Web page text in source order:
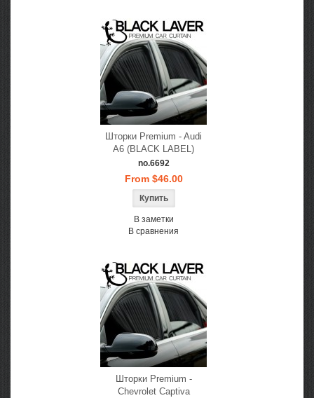
Шторки Premium - Audi
A6 (BLACK LABEL)
no.6692
From $46.00
В заметки
В сравнения
Шторки Premium -
Chevrolet Captiva